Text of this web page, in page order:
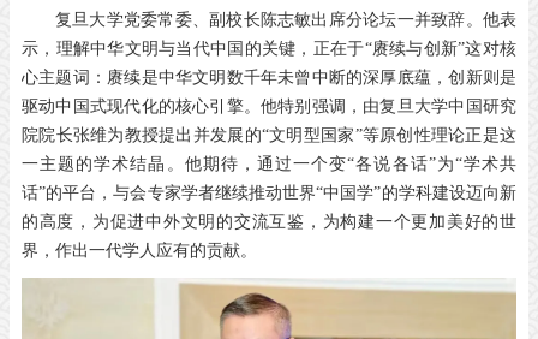
复旦大学党委常委、副校长陈志敏出席分论坛一并致辞。他表
示，理解中华文明与当代中国的关键，正在于“赓续与创新”这对核
心主题词：赓续是中华文明数千年未曾中断的深厚底蕴，创新则是
驱动中国式现代化的核心引擎。他特别强调，由复旦大学中国研究
院院长张维为教授提出并发展的“文明型国家”等原创性理论正是这
一主题的学术结晶。他期待，通过一个变“各说各话”为“学术共
话”的平台，与会专家学者继续推动世界“中国学”的学科建设迈向新
的高度，为促进中外文明的交流互鉴，为构建一个更加美好的世
界，作出一代学人应有的贡献。